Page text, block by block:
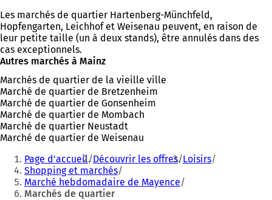
Les marchés de quartier Hartenberg-Münchfeld,
Hopfengarten, Leichhof et Weisenau peuvent, en raison de
leur petite taille (un à deux stands), être annulés dans des
cas exceptionnels.
Autres marchés à Mainz
Marchés de quartier de la vieille ville
Marché de quartier de Bretzenheim
Marché de quartier de Gonsenheim
Marché de quartier de Mombach
Marché de quartier Neustadt
Marché de quartier de Weisenau
Vous
êtes
ici
Page d'accueil Découvrir les offres Loisirs
Shopping et marchés
Marché hebdomadaire de Mayence
Marchés de quartier